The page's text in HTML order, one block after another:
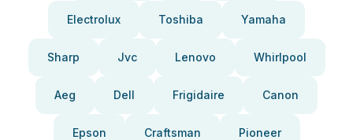
Electrolux Toshiba Yamaha
Sharp Jvc Lenovo Whirlpool
Aeg Dell Frigidaire Canon
Epson Craftsman Pioneer